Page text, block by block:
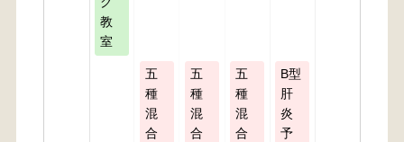
教
室
五
種
混
合
五
種
混
合
五
種
混
合
B型
肝
炎
予